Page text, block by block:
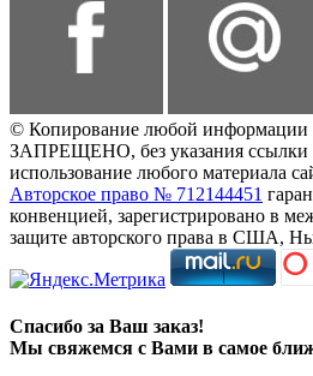
© Копирование любой
ЗАПРЕЩЕНО, без указания ссылки
использование любого материала
Авторское право № 712144451
конвенцией, зарегистрировано в
защите авторского права в США,
Спасибо за Ваш заказ!
Мы свяжемся с Вами в самое